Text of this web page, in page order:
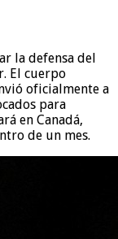
la defensa del
El cuerpo
oficialmente a
para
en Canadá,
de un mes.